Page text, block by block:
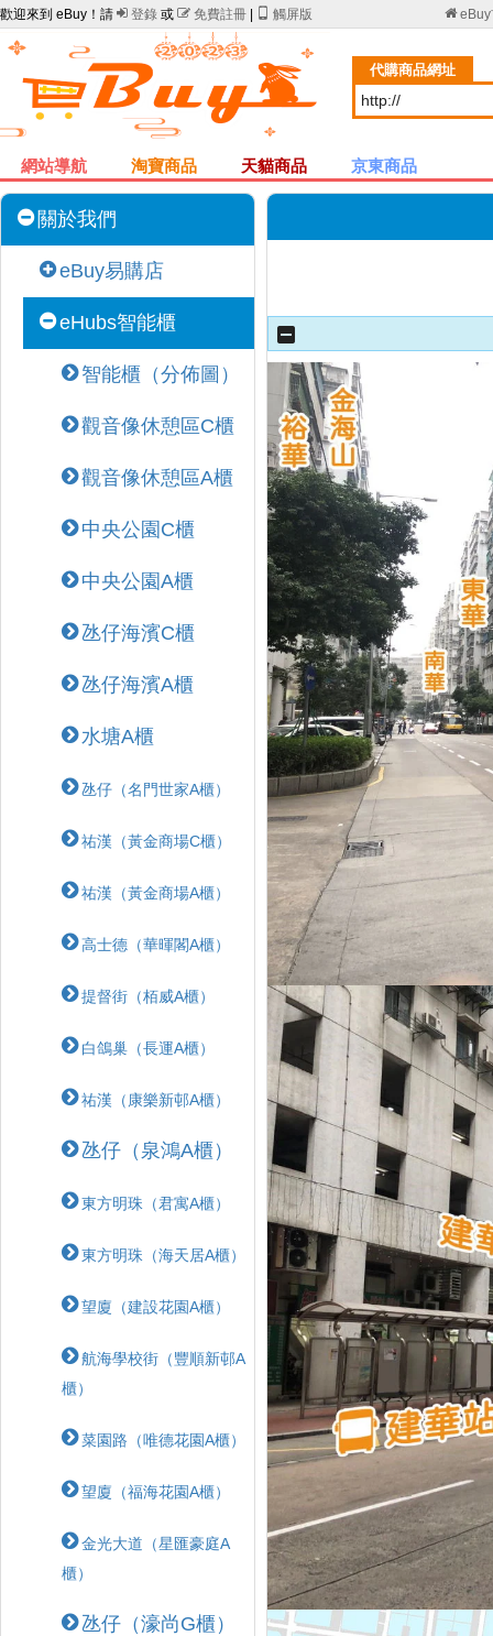
歡迎來到 eBuy！請  登錄 或  免費註冊 觸屏版 eBuy
代購商品網址
網站導航 淘寶商品 天貓商品 京東商品
關於我們
eBuy易購店
eHubs智能櫃
智能櫃（分佈圖）
觀音像休憩區C櫃
觀音像休憩區A櫃
中央公園C櫃
中央公園A櫃
氹仔海濱C櫃
氹仔海濱A櫃
水塘A櫃
氹仔（名門世家A櫃）
祐漢（黃金商場C櫃）
祐漢（黃金商場A櫃）
高士德（華暉閣A櫃）
提督街（栢威A櫃）
白鴿巢（長運A櫃）
祐漢（康樂新邨A櫃）
氹仔（泉鴻A櫃）
東方明珠（君寓A櫃）
東方明珠（海天居A櫃）
望廈（建設花園A櫃）
航海學校街（豐順新邨A
櫃）
菜園路（唯德花園A櫃）
望廈（福海花園A櫃）
金光大道（星匯豪庭A
櫃）
氹仔（濠尚G櫃）